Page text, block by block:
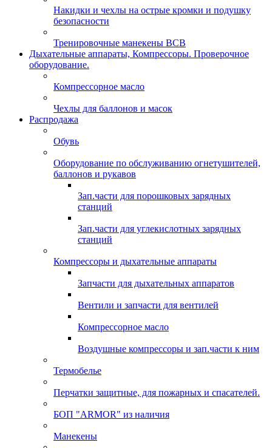
Накидки и чехлы на острые кромки и подушку
безопасности
Тренировочные манекены ВСВ
Дыхательные аппараты, Компрессоры. Проверочное
оборудование.
Компрессорное масло
Чехлы для баллонов и масок
Распродажа
Обувь
Оборудование по обслуживанию огнетушителей,
баллонов и рукавов
Зап.части для порошковых зарядных
станций
Зап.части для углекислотных зарядных
станций
Компрессоры и дыхательные аппараты
Запчасти для дыхательных аппаратов
Вентили и запчасти для вентилей
Компрессорное масло
Воздушные компрессоры и зап.части к ним
Термобелье
Перчатки защитные, для пожарных и спасателей.
БОП "ARMOR" из наличия
Манекены